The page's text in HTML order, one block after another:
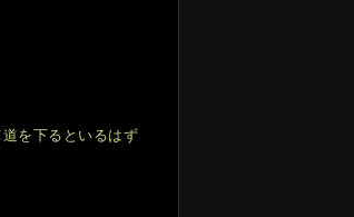
を下るといるはず